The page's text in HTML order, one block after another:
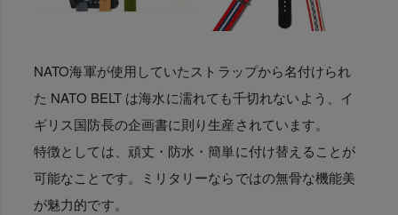
NATO海軍が使用していたストラップから名付けられ
た NATO BELT は海水に濡れても千切れないよう、イ
ギリス国防長の企画書に則り生産されています。
特徴としては、頑丈・防水・簡単に付け替えることが
可能なことです。ミリタリーならではの無骨な機能美
が魅力的です。